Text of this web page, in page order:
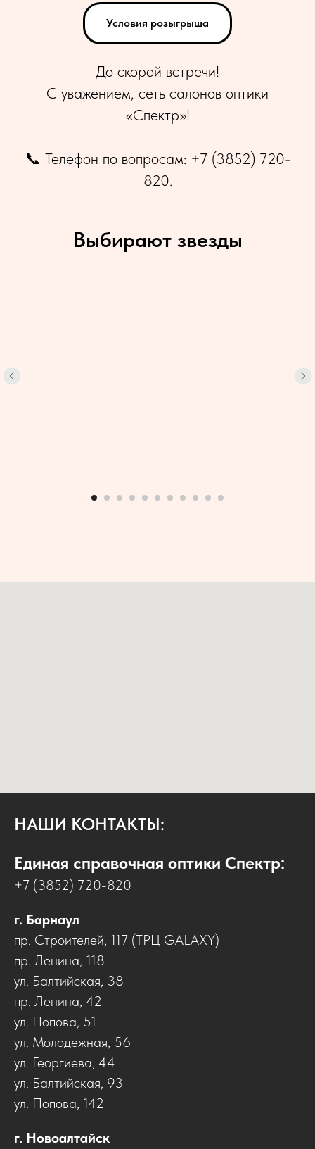
Условия розыгрыша
До скорой встречи!
С уважением, сеть салонов оптики
«Спектр»!
📞 Телефон по вопросам: +7 (3852) 720-
820.
Выбирают звезды
НАШИ КОНТАКТЫ:
Единая справочная оптики Спектр:
+7 (3852) 720-820
г. Барнаул
пр. Строителей, 117 (ТРЦ GALAXY)
пр. Ленина, 118
ул. Балтийская, 38
пр. Ленина, 42
ул. Попова, 51
ул. Молодежная, 56
ул. Георгиева, 44
ул. Балтийская, 93
ул. Попова, 142
г. Новоалтайск